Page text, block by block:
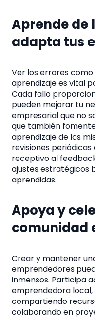
Aprende de
adapta tus
Ver los errores
aprendizaje es vital
Cada fallo
pueden mejorar tu
empresarial que no
que también
aprendizaje de los
revisiones
receptivo al
ajustes estratégicos
aprendidas.
Apoya y
comunidad
Crear y mantener
emprendedores
inmensos. Participa
emprendedora local,
compartiendo
colaborando en